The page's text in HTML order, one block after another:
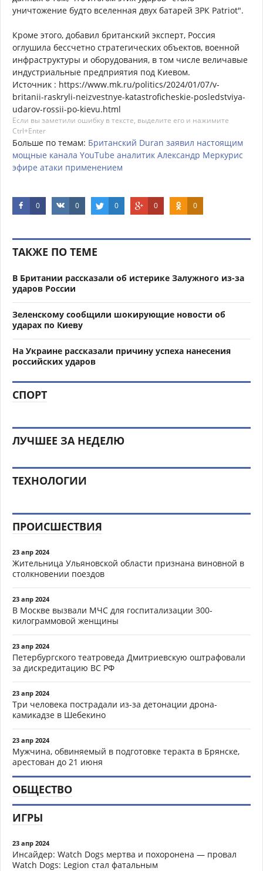
уничтожение будто вселенная двух батарей ЗРК Patriot".
Кроме этого, добавил британский эксперт, Россия
оглушила бессчетно стратегических объектов, военной
инфраструктуры и оборудования, в том числе величавые
индустриальные предприятия под Киевом.
Источник : https://www.mk.ru/politics/2024/01/07/v-
britanii-raskryli-neizvestnye-katastroficheskie-posledstviya-
udarov-rossii-po-kievu.html
Если вы заметили ошибку в тексте, выделите его и нажимите
Ctrl+Enter
Больше по темам: Британский Duran заявил настоящим
мощные канала YouTube аналитик Александр Меркурис
эфире атаки применением
0 0 0 0 0
ТАКЖЕ ПО ТЕМЕ
В Британии рассказали об истерике Залужного из-за
ударов России
Зеленскому сообщили шокирующие новости об
ударах по Киеву
На Украине рассказали причину успеха нанесения
российских ударов
СПОРТ
ЛУЧШЕЕ ЗА НЕДЕЛЮ
ТЕХНОЛОГИИ
ПРОИСШЕСТВИЯ
23 апр 2024
Жительница Ульяновской области признана виновной в
столкновении поездов
23 апр 2024
В Москве вызвали МЧС для госпитализации 300-
килограммовой женщины
23 апр 2024
Петербургского театроведа Дмитриевскую оштрафовали
за дискредитацию ВС РФ
23 апр 2024
Три человека пострадали из-за детонации дрона-
камикадзе в Шебекино
23 апр 2024
Мужчина, обвиняемый в подготовке теракта в Брянске,
арестован до 21 июня
ОБЩЕСТВО
ИГРЫ
23 апр 2024
Инсайдер: Watch Dogs мертва и похоронена — провал
Watch Dogs: Legion стал фатальным